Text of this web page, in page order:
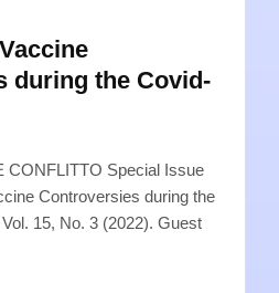
during the Covid-
CONFLITTO Special Issue
Controversies during the
15, No. 3 (2022). Guest